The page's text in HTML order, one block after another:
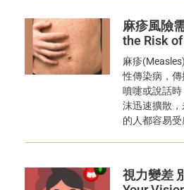
麻疹風險
the Risk
麻疹
性傳染病，
噴嚏或說話
沫迅速擴散
的人都容易
視力變差